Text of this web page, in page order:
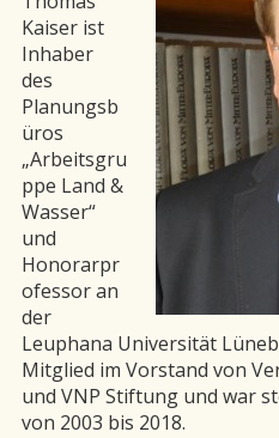
Kaiser ist
Inhaber
des
Planungsb
üros
„Arbeitsgru
ppe Land &
Wasser“
und
Honorarpr
ofessor an
der
Leuphana Universität
Mitglied im Vorstand von
und VNP Stiftung und war
von 2003 bis 2018.